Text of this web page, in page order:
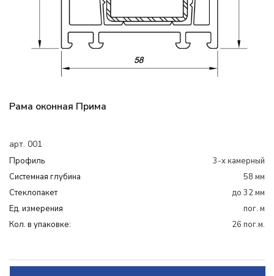
Рама оконная Прима
арт. 001
Профиль
3-х камерный
Системная глубина
58 мм
Cтеклопакет
до 32 мм
Ед. измерения
пог. м
Кол. в упаковке:
26 пог.м.